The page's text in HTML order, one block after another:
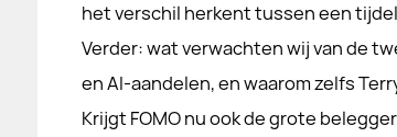
het verschil herkent tussen een
Verder: wat verwachten wij van de
en AI-aandelen, en waarom zelfs
Krijgt FOMO nu ook de grote